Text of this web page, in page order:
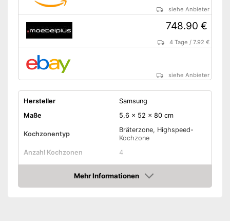
siehe Anbieter
748.90 €
4 Tage /7.92 €
siehe Anbieter
Hersteller
Samsung
Maße
5,6 x 52 x 80 cm
Kochzonentyp
Bräterzone, Highspeed-
Kochzone
Anzahl Kochzonen
4
Anzahl Leistungsstufen
15
Mehr Informationen
Amazon